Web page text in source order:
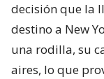
decisión que la
destino a New
una rodilla, su
aires, lo que